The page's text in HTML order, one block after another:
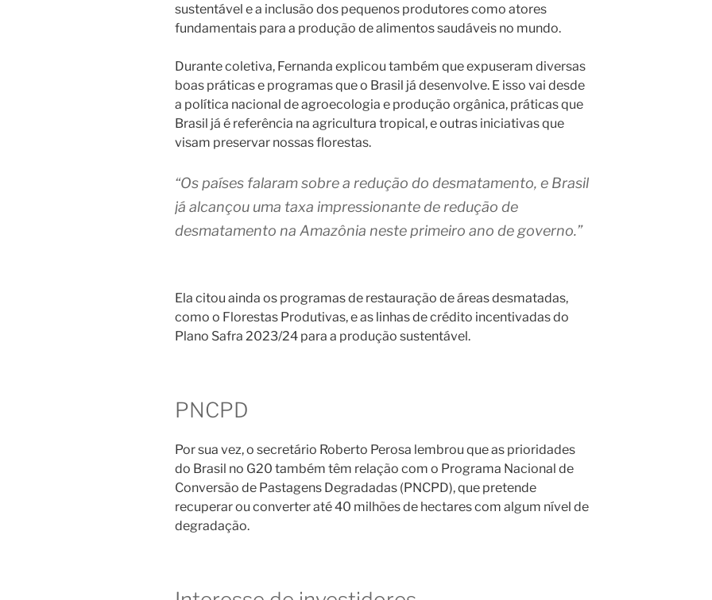
sustentável e a inclusão dos pequenos produtores como atores
fundamentais para a produção de alimentos saudáveis no mundo.
Durante coletiva, Fernanda explicou também que expuseram diversas
boas práticas e programas que o Brasil já desenvolve. E isso vai desde
a política nacional de agroecologia e produção orgânica, práticas que
Brasil já é referência na agricultura tropical, e outras iniciativas que
visam preservar nossas florestas.
“Os países falaram sobre a redução do desmatamento, e Brasil
já alcançou uma taxa impressionante de redução de
desmatamento na Amazônia neste primeiro ano de governo.”
Ela citou ainda os programas de restauração de áreas desmatadas,
como o Florestas Produtivas, e as linhas de crédito incentivadas do
Plano Safra 2023/24 para a produção sustentável.
PNCPD
Por sua vez, o secretário Roberto Perosa lembrou que as prioridades
do Brasil no G20 também têm relação com o Programa Nacional de
Conversão de Pastagens Degradadas (PNCPD), que pretende
recuperar ou converter até 40 milhões de hectares com algum nível de
degradação.